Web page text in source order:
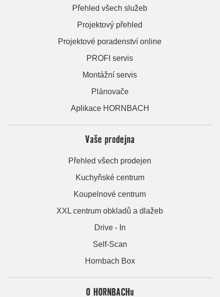
Přehled všech služeb
Projektový přehled
Projektové poradenství online
PROFI servis
Montážní servis
Plánovače
Aplikace HORNBACH
Vaše prodejna
Přehled všech prodejen
Kuchyňské centrum
Koupelnové centrum
XXL centrum obkladů a dlažeb
Drive - In
Self-Scan
Hornbach Box
O HORNBACHu